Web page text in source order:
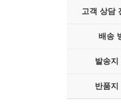
갈매기. 마
고양이 소르
고양이 소
고객 상담
배송
발송지
반품지